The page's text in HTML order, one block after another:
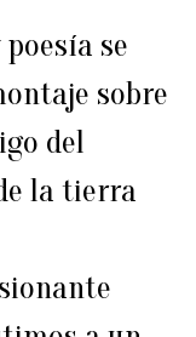
se
sobre
del
la tierra